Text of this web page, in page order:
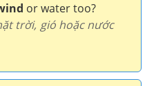
or water too?
trời, gió hoặc nước